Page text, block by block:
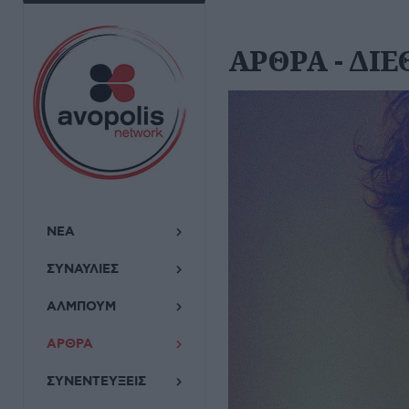
ΝΕΑ
ΣΥΝΑΥΛΙΕΣ
ΑΛΜΠΟΥΜ
ΑΡΘΡΑ
ΣΥΝΕΝΤΕΥΞΕΙΣ
ΑΡΘΡΑ -